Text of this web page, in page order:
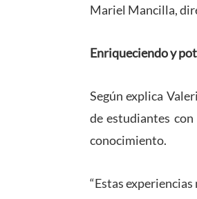
Mariel Mancilla,
Enriqueciendo y
Según explica
de estudiantes
conocimiento.
“Estas